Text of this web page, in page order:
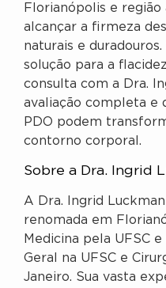
Florianópolis e
alcançar a firmeza
naturais e
solução para a
consulta com a Dra.
avaliação completa e
PDO podem
contorno corporal.
Sobre a Dra. Ingrid
A Dra. Ingrid
renomada em
Medicina pela UFSC
Geral na UFSC e
Janeiro. Sua vasta